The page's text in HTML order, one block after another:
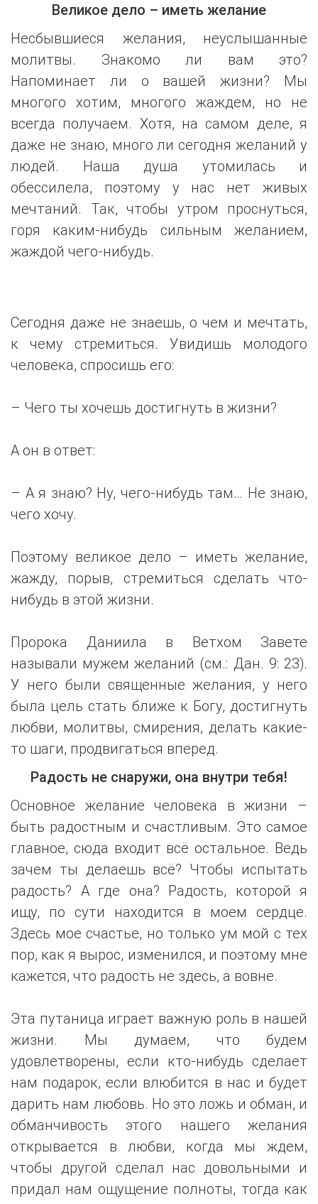
Великое дело – иметь желание
Несбывшиеся желания, неуслышанные
молитвы. Знакомо ли вам это?
Напоминает ли о вашей жизни? Мы
многого хотим, многого жаждем, но не
всегда получаем. Хотя, на самом деле, я
даже не знаю, много ли сегодня желаний у
людей. Наша душа утомилась и
обессилела, поэтому у нас нет живых
мечтаний. Так, чтобы утром проснуться,
горя каким-нибудь сильным желанием,
жаждой чего-нибудь.
Сегодня даже не знаешь, о чем и мечтать,
к чему стремиться. Увидишь молодого
человека, спросишь его:
– Чего ты хочешь достигнуть в жизни?
А он в ответ:
– А я знаю? Ну, чего-нибудь там… Не знаю,
чего хочу.
Поэтому великое дело – иметь желание,
жажду, порыв, стремиться сделать что-
нибудь в этой жизни.
Пророка Даниила в Ветхом Завете
называли мужем желаний (см.: Дан. 9: 23).
У него были священные желания, у него
была цель стать ближе к Богу, достигнуть
любви, молитвы, смирения, делать какие-
то шаги, продвигаться вперед.
Радость не снаружи, она внутри тебя!
Основное желание человека в жизни –
быть радостным и счастливым. Это самое
главное, сюда входит всё остальное. Ведь
зачем ты делаешь всё? Чтобы испытать
радость? А где она? Радость, которой я
ищу, по сути находится в моем сердце.
Здесь мое счастье, но только ум мой с тех
пор, как я вырос, изменился, и поэтому мне
кажется, что радость не здесь, а вовне.
Эта путаница играет важную роль в нашей
жизни. Мы думаем, что будем
удовлетворены, если кто-нибудь сделает
нам подарок, если влюбится в нас и будет
дарить нам любовь. Но это ложь и обман, и
обманчивость этого нашего желания
открывается в любви, когда мы ждем,
чтобы другой сделал нас довольными и
придал нам ощущение полноты, тогда как